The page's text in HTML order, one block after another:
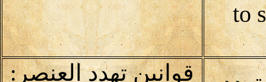
to
قوانين تهدد العنصر: